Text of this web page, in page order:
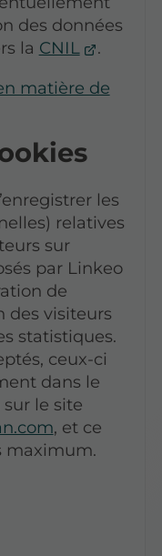
des données
la CNIL
.
matière de
les
relatives
sur
par Linkeo
de
des visiteurs
statistiques.
ceux-ci
dans le
le site
, et ce
maximum.